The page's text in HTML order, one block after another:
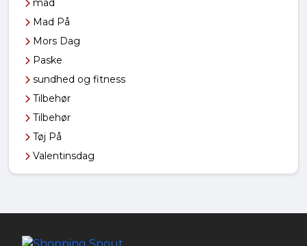
mad
Mad På
Mors Dag
Paske
sundhed og fitness
Tilbehør
Tilbehør
Tøj På
Valentinsdag